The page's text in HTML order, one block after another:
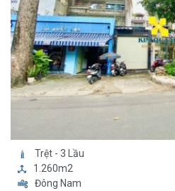
Trệt - 3 Lầu
1.260m2
Đông Nam